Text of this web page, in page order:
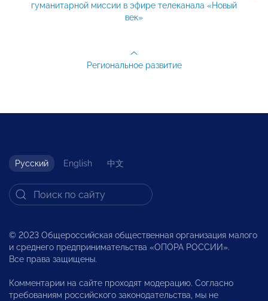
гуманитарной миссии в эфире телеканала «Новый
век»
Региональное развитие
Русский English 中文
© 2023 Общероссийская общественная организация малого
и среднего предпринимательства «ОПОРА РОССИИ».
Все права защищены.
Комментарии на сайте проходят модерацию. Согласно
требованиям российского законодательства, мы не